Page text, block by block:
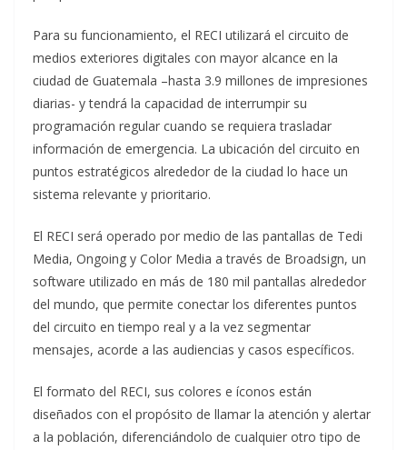
Para su funcionamiento, el RECI utilizará el circuito de
medios exteriores digitales con mayor alcance en la
ciudad de Guatemala –hasta 3.9 millones de impresiones
diarias- y tendrá la capacidad de interrumpir su
programación regular cuando se requiera trasladar
información de emergencia. La ubicación del circuito en
puntos estratégicos alrededor de la ciudad lo hace un
sistema relevante y prioritario.
El RECI será operado por medio de las pantallas de Tedi
Media, Ongoing y Color Media a través de Broadsign, un
software utilizado en más de 180 mil pantallas alrededor
del mundo, que permite conectar los diferentes puntos
del circuito en tiempo real y a la vez segmentar
mensajes, acorde a las audiencias y casos específicos.
El formato del RECI, sus colores e íconos están
diseñados con el propósito de llamar la atención y alertar
a la población, diferenciándolo de cualquier otro tipo de